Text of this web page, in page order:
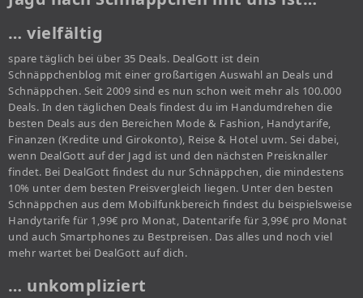
… vielfältig
spare täglich bei über 35 Deals. DealGott ist dein
Schnäppchenblog mit einer großartigen Auswahl an Deals und
Schnäppchen. Seit 2009 sind es nun schon weit mehr als 100.000
Deals. In den täglichen Deals findest du im Handumdrehen die
besten Deals aus den Bereichen Mode & Fashion, Handytarife,
Finanzen (Kredite und Girokonto), Reise & Hotel uvm. Sei dabei,
wenn DealGott auf der Jagd ist und den nächsten Preisknaller
findet. Bei DealGott findest du nur Schnäppchen, die mindestens
10% unter dem besten Preisvergleich liegen. Unter den besten
Schnäppchen aus dem Mobilfunkbereich findest du beispielsweise
Handytarife für 1,99€ pro Monat, Datentarife für 3,99€ pro Monat
und auch Smartphones zu Bestpreisen. Das alles und noch viel
mehr wartet bei DealGott auf dich.
… unkompliziert